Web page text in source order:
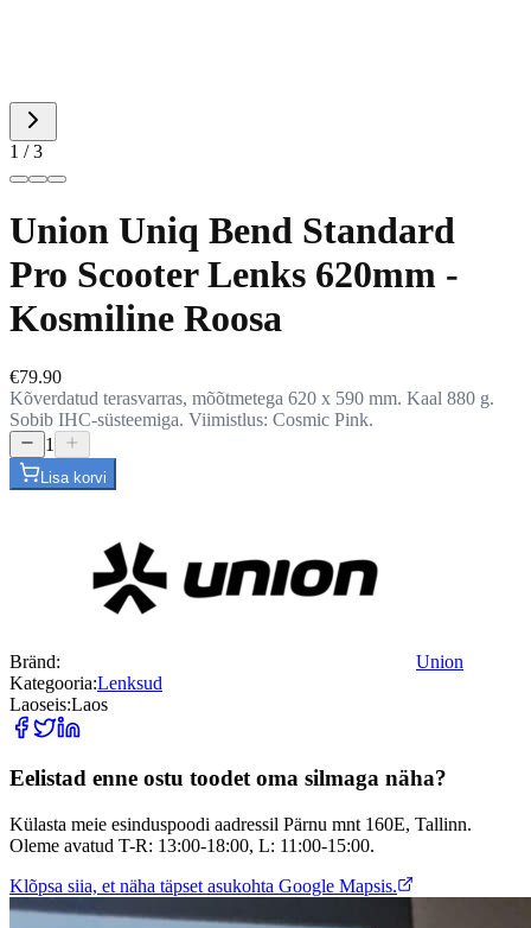
1 / 3
Union Uniq Bend Standard
Pro Scooter Lenks 620mm -
Kosmiline Roosa
€79.90
Kõverdatud terasvarras, mõõtmetega 620 x 590 mm. Kaal 880 g.
Sobib IHC-süsteemiga. Viimistlus: Cosmic Pink.
1
Lisa korvi
Bränd:
Union
Kategooria:Lenksud
Laoseis:Laos
Eelistad enne ostu toodet oma silmaga näha?
Külasta meie esinduspoodi aadressil Pärnu mnt 160E, Tallinn.
Oleme avatud T-R: 13:00-18:00, L: 11:00-15:00.
Klõpsa siia, et näha täpset asukohta Google Mapsis.